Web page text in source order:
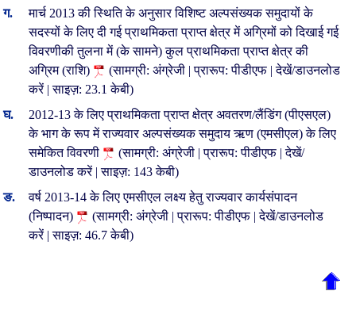
मार्च 2013 की स्थिति के अनुसार विशिष्ट अल्पसंख्यक समुदायों के
सदस्यों के लिए दी गई प्राथमिकता प्राप्त क्षेत्र में अग्रिमों को दिखाई गई
विवरणीकी तुलना में (के सामने) कुल प्राथमिकता प्राप्त क्षेत्र की
अग्रिम (राशि)
(सामग्री: अंग्रेजी | प्रारूप: पीडीएफ | देखें/डाउनलोड
करें | साइज़: 23.1 केबी)
2012-13 के लिए प्राथमिकता प्राप्त क्षेत्र अवतरण/लैंडिंग (पीएसएल)
के भाग के रूप में राज्यवार अल्पसंख्यक समुदाय ऋण (एमसीएल) के लिए
समेकित विवरणी
(सामग्री: अंग्रेजी | प्रारूप: पीडीएफ | देखें/
डाउनलोड करें | साइज़: 143 केबी)
वर्ष 2013-14 के लिए एमसीएल लक्ष्य हेतु राज्यवार कार्यसंपादन
(निष्पादन)
(सामग्री: अंग्रेजी | प्रारूप: पीडीएफ | देखें/डाउनलोड
करें | साइज़: 46.7 केबी)